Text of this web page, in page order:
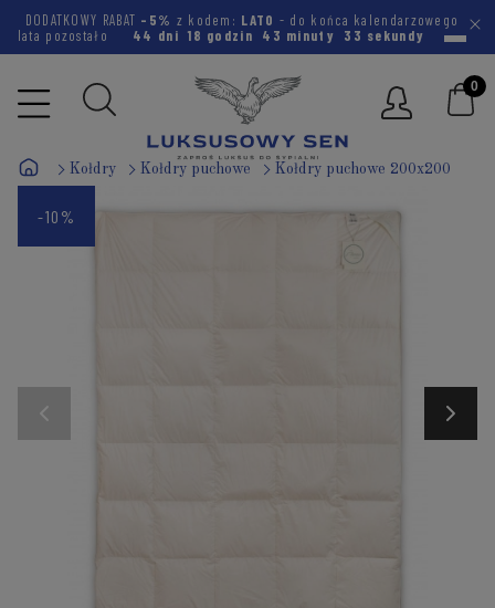
DODATKOWY RABAT -5% z kodem: LATO - do końca kalendarzowego
lata pozostało
44 dni 18 godzin 43 minuty 32 sekundy
Kołdry Kołdry puchowe Kołdry puchowe 200x200
-10%